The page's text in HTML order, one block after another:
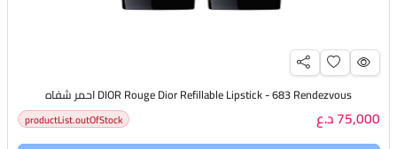
DIOR Rouge Dior Refillable Lipstick - 683 Rendezvous احمر شفاه
75,000 د.ع productList.outOfStock